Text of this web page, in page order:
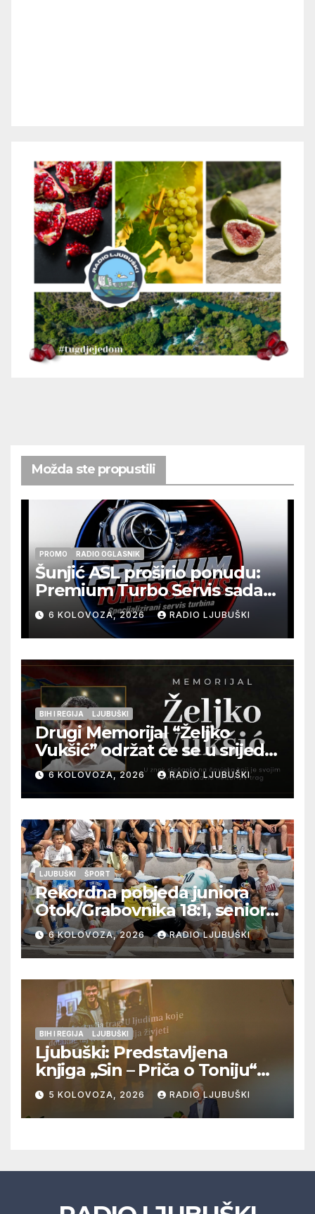
Možda ste propustili
PROMO RADIO OGLASNIK
Šunjić ASL proširio ponudu:
Premium Turbo Servis sada
na jednoj adresi u Ljubuškom
6 KOLOVOZA, 2026 RADIO LJUBUŠKI
BIH I REGIJA LJUBUŠKI
Drugi Memorijal “Željko
Vukšić” održat će se u srijedu
12. kolovoza u Otoku
6 KOLOVOZA, 2026 RADIO LJUBUŠKI
LJUBUŠKI ŠPORT
Rekordna pobjeda juniora
Otok/Grabovnika 18:1, seniori
Pregrađa u četvrtfinalu,
Veljaci i Cerno/Crnopod u
doigravanju, Grljevići završili
natjecanje
6 KOLOVOZA, 2026 RADIO LJUBUŠKI
BIH I REGIJA LJUBUŠKI
Ljubuški: Predstavljena
knjiga „Sin – Priča o Toniju“
dr. sc. Zdenka Hercega
5 KOLOVOZA, 2026 RADIO LJUBUŠKI